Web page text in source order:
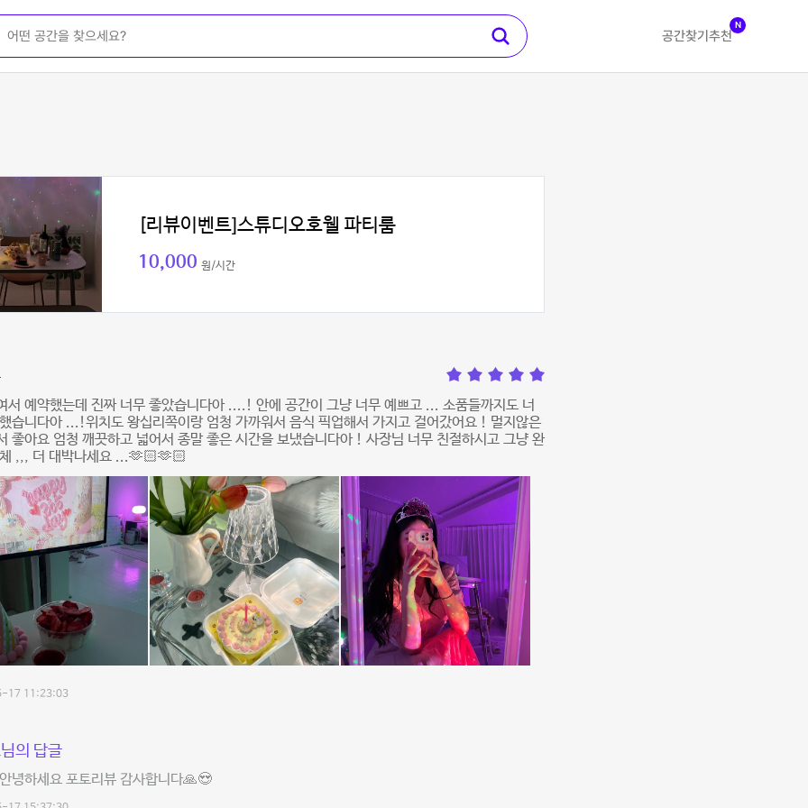
공간찾기 추천
N
[리뷰이벤트]스튜디오호웰 파티룸
10,000 원/시간
서 예약했는데 진짜 너무 좋았습니다아 ....! 안에 공간이 그냥 너무 예쁘고 ... 소품들까지도 너
습니다아 ...!위치도 왕십리쪽이랑 엄청 가까워서 음식 픽업해서 가지고 걸어갔어요 ! 멀지않은
좋아요 엄청 깨끗하고 넓어서 종말 좋은 시간을 보냈습니다아 ! 사장님 너무 친절하시고 그냥 완
,,, 더 대박나세요 ...🫶🏻🫶🏻
17 11:23:03
의 답글
녕하세요 포토리뷰 감사합니다🙏😍